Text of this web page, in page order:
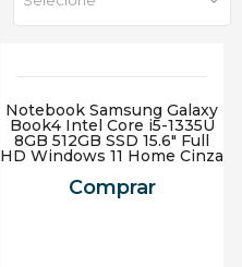
Notebook Samsung Galaxy
Book4 Intel Core i5-1335U
8GB 512GB SSD 15.6" Full
HD Windows 11 Home Cinza
Comprar